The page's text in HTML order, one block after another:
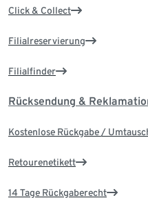
Click & Collect
Filialreservierung
Filialfinder
Rücksendung &
Kostenlose Rückgabe /
Retourenetikett
14 Tage Rückgaberecht